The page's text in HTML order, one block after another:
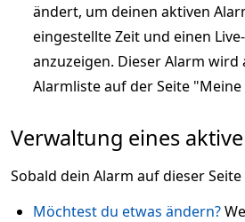
ändert, um deinen aktiven
eingestellte Zeit und einen
anzuzeigen. Dieser Alarm wird
Alarmliste auf der Seite
Verwaltung eines
Sobald dein Alarm auf dieser
Möchtest du etwas ändern?